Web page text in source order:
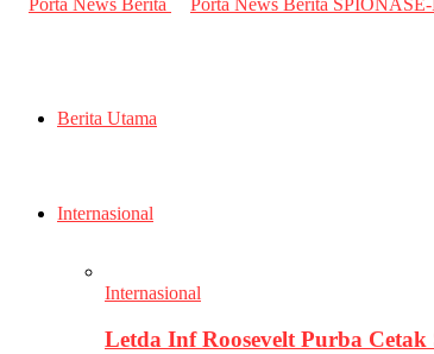
Berita Utama
Internasional
Internasional
Letda Inf Roosevelt Purba